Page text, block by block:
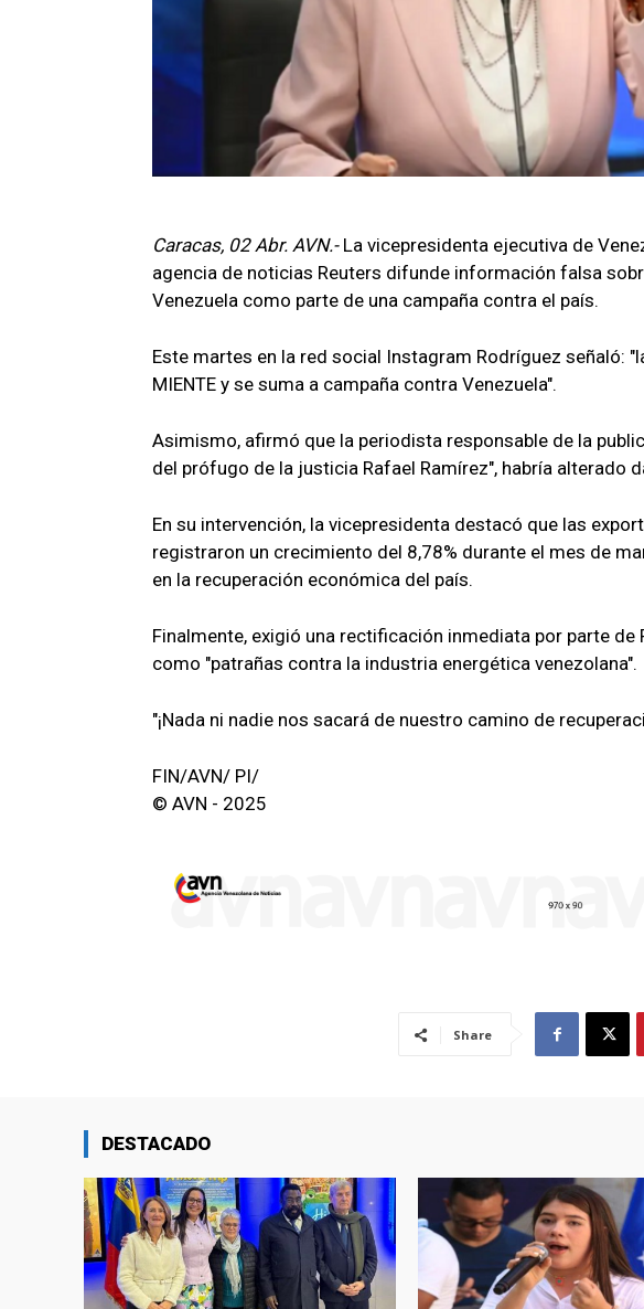
Caracas, 02 Abr. AVN.- La vicepresidenta ejecutiva de
agencia de noticias Reuters difunde información falsa
Venezuela como parte de una campaña contra el país.
Este martes en la red social Instagram Rodríguez señaló:
MIENTE y se suma a campaña contra Venezuela".
Asimismo, afirmó que la periodista responsable de la
del prófugo de la justicia Rafael Ramírez", habría alterado
En su intervención, la vicepresidenta destacó que las
registraron un crecimiento del 8,78% durante el mes de
en la recuperación económica del país.
Finalmente, exigió una rectificación inmediata por parte de
como "patrañas contra la industria energética venezolana".
"¡Nada ni nadie nos sacará de nuestro camino de
FIN/AVN/ PI/
© AVN - 2025
Share
DESTACADO